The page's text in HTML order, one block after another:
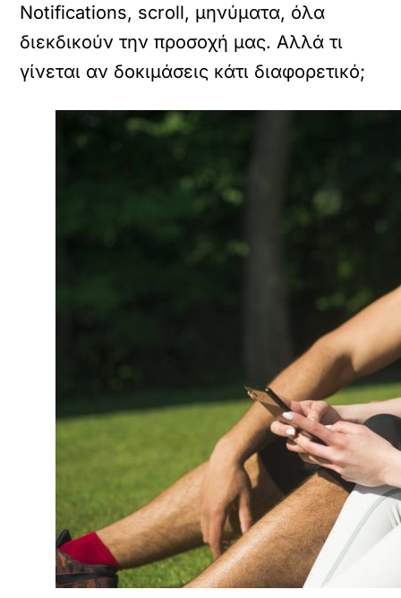
Notifications, scroll, μηνύματα, όλα
διεκδικούν την προσοχή μας. Αλλά τι
γίνεται αν δοκιμάσεις κάτι διαφορετικό;